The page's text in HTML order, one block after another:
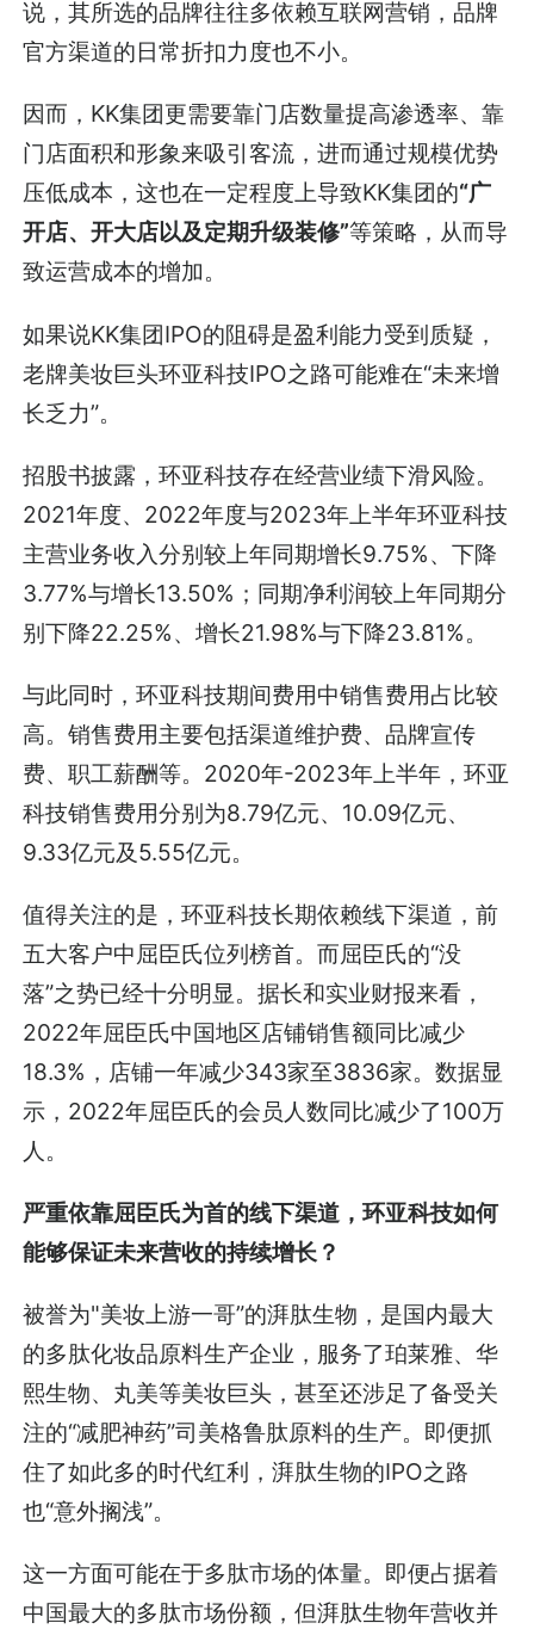
说，其所选的品牌往往多依赖互联网营销，品牌
官方渠道的日常折扣力度也不小。
因而，KK集团更需要靠门店数量提高渗透率、靠
门店面积和形象来吸引客流，进而通过规模优势
压低成本，这也在一定程度上导致KK集团的“广
开店、开大店以及定期升级装修”等策略，从而导
致运营成本的增加。
如果说KK集团IPO的阻碍是盈利能力受到质疑，
老牌美妆巨头环亚科技IPO之路可能难在“未来增
长乏力”。
招股书披露，环亚科技存在经营业绩下滑风险。
2021年度、2022年度与2023年上半年环亚科技
主营业务收入分别较上年同期增长9.75%、下降
3.77%与增长13.50%；同期净利润较上年同期分
别下降22.25%、增长21.98%与下降23.81%。
与此同时，环亚科技期间费用中销售费用占比较
高。销售费用主要包括渠道维护费、品牌宣传
费、职工薪酬等。2020年-2023年上半年，环亚
科技销售费用分别为8.79亿元、10.09亿元、
9.33亿元及5.55亿元。
值得关注的是，环亚科技长期依赖线下渠道，前
五大客户中屈臣氏位列榜首。而屈臣氏的“没
落”之势已经十分明显。据长和实业财报来看，
2022年屈臣氏中国地区店铺销售额同比减少
18.3%，店铺一年减少343家至3836家。数据显
示，2022年屈臣氏的会员人数同比减少了100万
人。
严重依靠屈臣氏为首的线下渠道，环亚科技如何
能够保证未来营收的持续增长？
被誉为"美妆上游一哥”的湃肽生物，是国内最大
的多肽化妆品原料生产企业，服务了珀莱雅、华
熙生物、丸美等美妆巨头，甚至还涉足了备受关
注的“减肥神药”司美格鲁肽原料的生产。即便抓
住了如此多的时代红利，湃肽生物的IPO之路
也“意外搁浅”。
这一方面可能在于多肽市场的体量。即便占据着
中国最大的多肽市场份额，但湃肽生物年营收并